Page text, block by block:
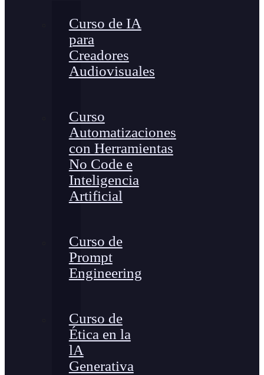
Curso de IA
para
Creadores
Audiovisuales
Curso
Automatizaciones
con Herramientas
No Code e
Inteligencia
Artificial
Curso de
Prompt
Engineering
Curso de
Ética en la
lA
Generativa